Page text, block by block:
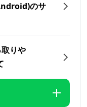
のサ
りや